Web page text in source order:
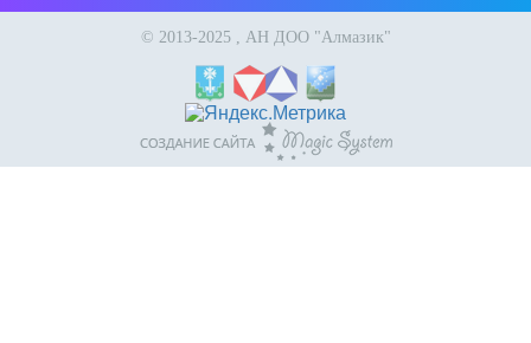
© 2013-2025 , АН ДОО "Алмазик"